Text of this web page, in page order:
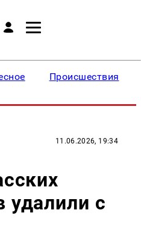
Происшествия
11.06.2026, 19:34
удалили с